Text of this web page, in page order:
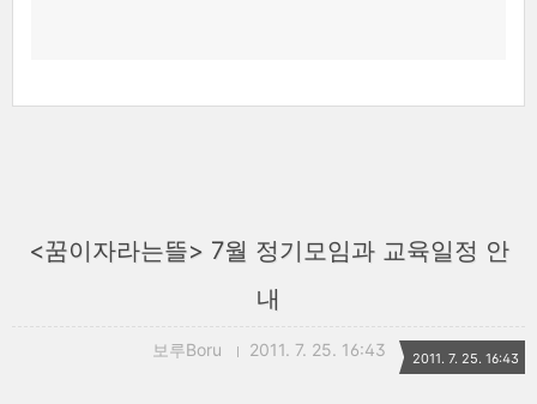
<꿈이자라는뜰> 7월 정기모임과 교육일정 안
내
보루Boru 2011. 7. 25. 16:43 2011. 7. 25. 16:43